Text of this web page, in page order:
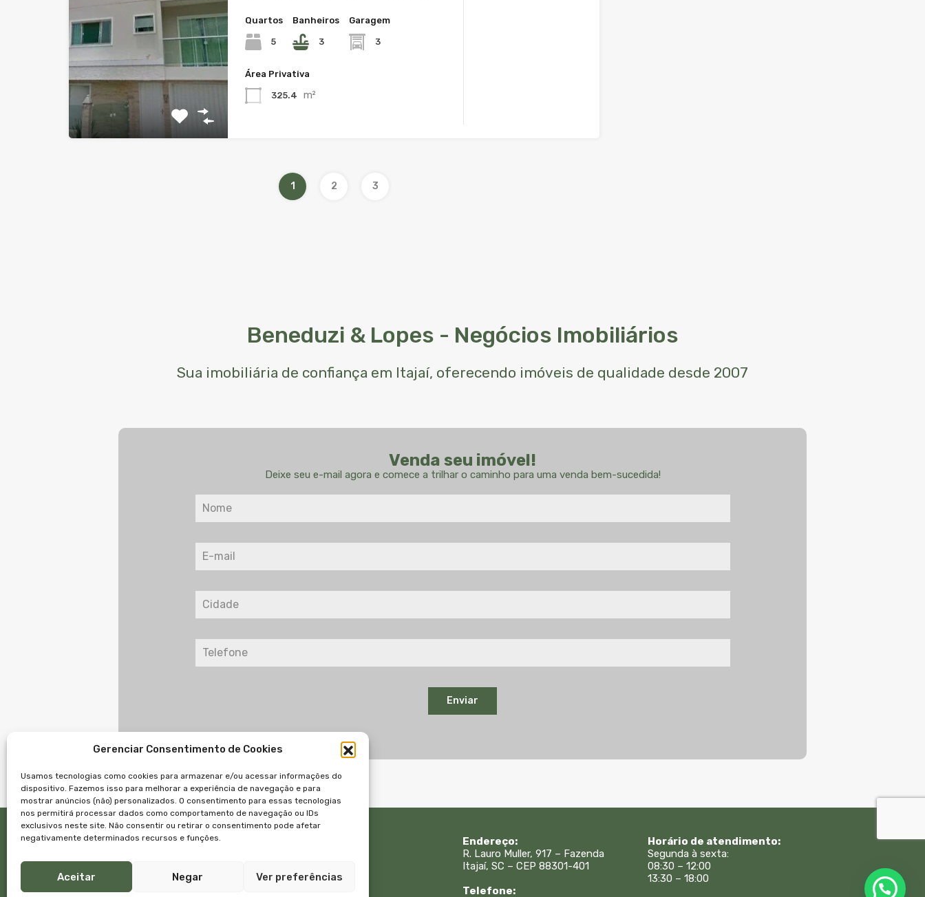
Gerenciar Consentimento de Cookies
Usamos tecnologias como cookies para armazenar e/ou acessar informações do
dispositivo. Fazemos isso para melhorar a experiência de navegação e para
mostrar anúncios (não) personalizados. O consentimento para essas tecnologias
nos permitirá processar dados como comportamento de navegação ou IDs
exclusivos neste site. Não consentir ou retirar o consentimento pode afetar
negativamente determinados recursos e funções.
Aceitar Negar Ver preferências
Quartos
5
Banheiros
3
Garagem
3
Área Privativa
325.4 m²
1 2 3
Beneduzi & Lopes - Negócios Imobiliários
Sua imobiliária de confiança em Itajaí, oferecendo imóveis de qualidade desde 2007
Venda seu imóvel!
Deixe seu e-mail agora e comece a trilhar o caminho para uma venda bem-sucedida!
Enviar
Endereço:
R. Lauro Muller, 917 – Fazenda
Itajaí, SC – CEP 88301-401
Telefone:
Horário de atendimento:
Segunda à sexta:
08:30 – 12:00
13:30 – 18:00